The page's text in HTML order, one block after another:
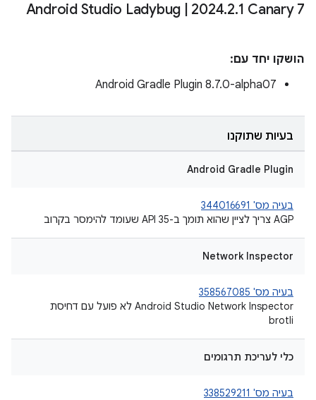
Android Studio Ladybug 2024.2.1 Canary 7
הושקו יחד עם:
Android Gradle Plugin 8.7.0-alpha07
בעיות שתוקנו
Android Gradle Plugin
בעיה מס' 344016691
AGP צריך לציין שהוא תומך ב-API 35 שעומד להימסר בקרוב
Network Inspector
בעיה מס' 358567085
Android Studio Network Inspector לא פועל עם דחיסת
brotli
כלי לעריכת תרגומים
בעיה מס' 338529211